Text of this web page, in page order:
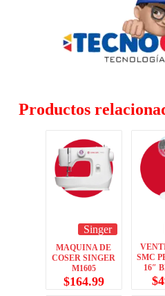
Productos
Singer
MAQUINA DE
COSER SINGER
M1605
$164.99
SMC
16″
$